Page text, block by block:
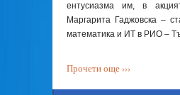
ентусиазма им, в
Маргарита Гаджовска –
математика и ИТ в РИО –
Прочети още ›››